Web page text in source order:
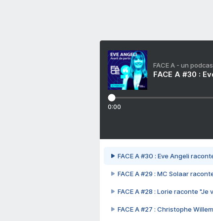
FACE A - un
FACE A #30 :
0:00
FACE A #30 : Eve Angeli
FACE A #29 : MC Solaar
FACE A #28 : Lorie raconte "Je
FACE A #27 : Christophe